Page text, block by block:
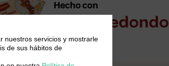
Hecho con
Arroz Redondo
nuestros servicios y mostrarle
de sus hábitos de